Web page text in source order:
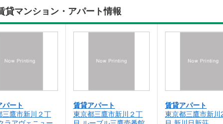
貸マンション・アパート情報
パート
三鷹市新川２丁
賃貸アパート
東京都三鷹市新川２丁
賃貸アパート
東京都三鷹市新川